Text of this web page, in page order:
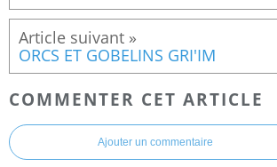
ORCS ET GOBELINS GRI'IM
COMMENTER CET ARTICLE
Ajouter un commentaire